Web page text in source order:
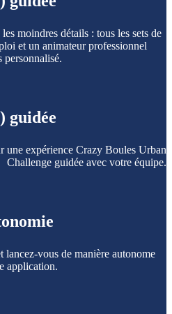
moindres détails : tous les sets de
et un animateur professionnel
personnalisé.
guidée
une expérience Crazy Boules Urban
Challenge guidée avec votre équipe.
vous de manière autonome
application.